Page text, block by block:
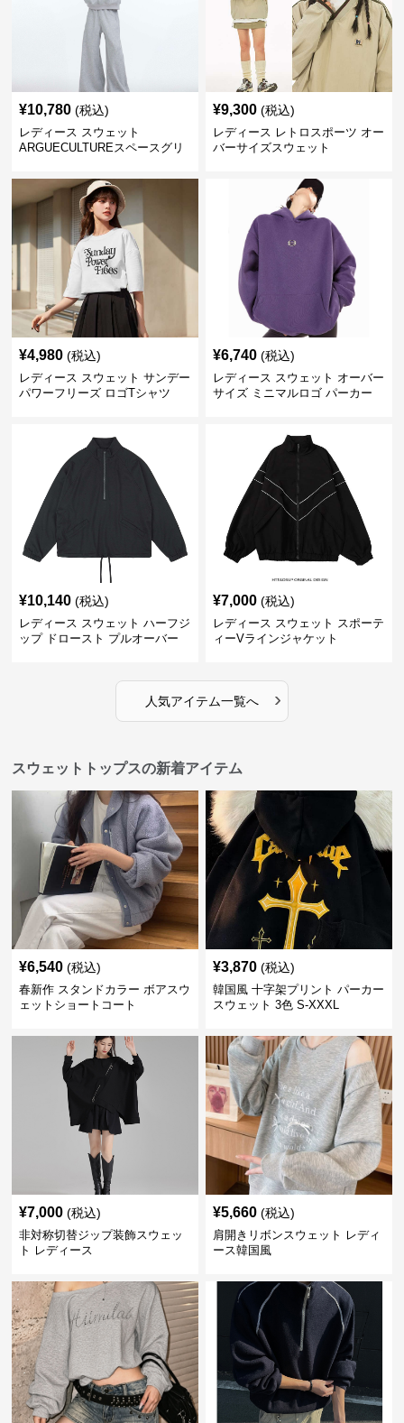
¥10,780 (税込)
レディース スウェット
ARGUECULTUREスペースグリ
¥9,300 (税込)
レディース レトロスポーツ オー
バーサイズスウェット
¥4,980 (税込)
レディース スウェット サンデー
パワーフリーズ ロゴTシャツ
¥6,740 (税込)
レディース スウェット オーバー
サイズ ミニマルロゴ パーカー
¥10,140 (税込)
レディース スウェット ハーフジ
ップ ドロースト プルオーバー
¥7,000 (税込)
レディース スウェット スポーテ
ィーVラインジャケット
人気アイテム一覧へ ›
スウェットトップスの新着アイテム
¥6,540 (税込)
春新作 スタンドカラー ボアスウ
ェットショートコート
¥3,870 (税込)
韓国風 十字架プリント パーカー
スウェット 3色 S-XXXL
¥7,000 (税込)
非対称切替ジップ装飾スウェッ
ト レディース
¥5,660 (税込)
肩開きリボンスウェット レディ
ース韓国風